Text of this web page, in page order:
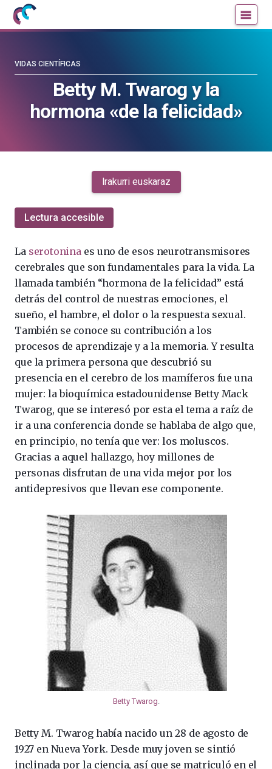
Mujeres
con
la
blog
la
Betty M. Twarog y la
hormona «de la felicidad»
VIDAS CIENTÍFICAS
Irakurri euskaraz
Lectura accesible
La serotoninaes uno de esos neurotransmisores
cerebrales que son fundamentales para la vida. La
llamada también “hormona de la felicidad” está
detrás del control de nuestras emociones, el
sueño, el hambre, el dolor o la respuesta sexual.
También se conoce su contribución a los
procesos de aprendizaje y a la memoria. Y resulta
que la primera persona que descubrió su
presencia en el cerebro de los mamíferos fue una
mujer: la bioquímica estadounidense Betty Mack
Twarog, que se interesó por esta el tema a raíz de
ir a una conferencia donde se hablaba de algo que,
en principio, no tenía que ver: los moluscos.
Gracias a aquel hallazgo, hoy millones de
personas disfrutan de una vida mejor por los
antidepresivos que llevan ese componente.
Betty Twarog.
Betty M. Twarog había nacido un 28 de agosto de
1927 en Nueva York. Desde muy joven se sintió
inclinada por la ciencia, así que se matriculó en el